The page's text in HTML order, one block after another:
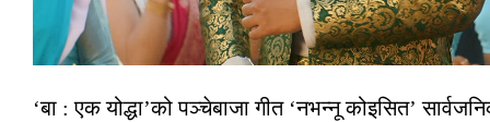
‘बा : एक योद्धा’को पञ्चेबाजा गीत ‘नभन्नू कोइसित’